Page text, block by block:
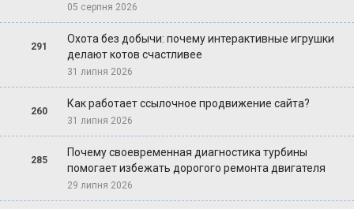
05 серпня 2026
291
Охота без добычи: почему интерактивные игрушки
делают котов счастливее
31 липня 2026
260
Как работает ссылочное продвижение сайта?
31 липня 2026
285
Почему своевременная диагностика турбины
помогает избежать дорогого ремонта двигателя
29 липня 2026